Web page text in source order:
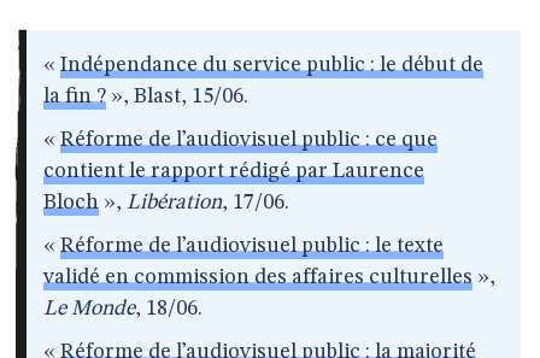
« Indépendance du service public : le début de
la fin ? », Blast, 15/06.
« Réforme de l’audiovisuel public : ce que
contient le rapport rédigé par Laurence
Bloch », Libération, 17/06.
« Réforme de l’audiovisuel public : le texte
validé en commission des affaires culturelles »,
Le Monde, 18/06.
« Réforme de l’audiovisuel public : la majorité